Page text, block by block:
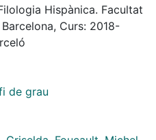
previos que atienden a
que observan la
que ofrece Gambaro.
de un análisis crítico de
temporalmente
teóricas en torno al
Hispànica. Facultat
Curs: 2018-
de grau